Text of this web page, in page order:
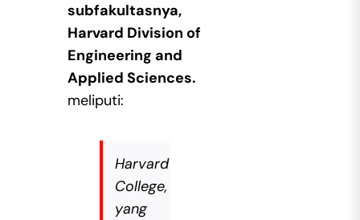
subfakultasnya,
Harvard Division of
Engineering and
Applied Sciences.
meliputi:
Harvard
College,
yang